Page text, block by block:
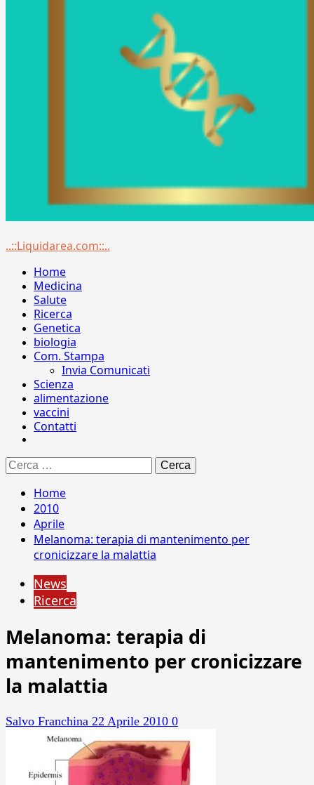
Menu
..::Liquidarea.com::..
Home
Medicina
Salute
Ricerca
Genetica
biologia
Com. Stampa
Invia Comunicati
Scienza
alimentazione
vaccini
Contatti
Ricerca
per:
Home
2010
Aprile
Melanoma: terapia di mantenimento per
cronicizzare la malattia
News
Ricerca
Melanoma: terapia di
mantenimento per cronicizzare
la malattia
Salvo Franchina 22 Aprile 2010 0